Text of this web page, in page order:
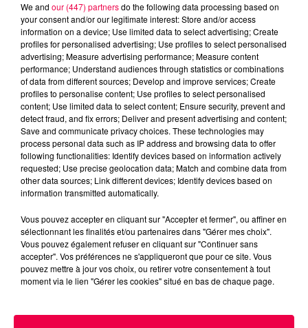
podcasts/2023/02/Le-Drole-de-Bruit-22.02-Lucas-
de-Vaudoncourt-88.mp3
ACCUEIL INFOS EMISSIONS
We and our (447) partnersdo the following data processing based on
your consent and/or our legitimate interest: Store and/or access
information on a device; Use limited data to select advertising; Create
profiles for personalised advertising; Use profiles to select personalised
advertising; Measure advertising performance; Measure content
performance; Understand audiences through statistics or combinations
of data from different sources; Develop and improve services; Create
profiles to personalise content; Use profiles to select personalised
content; Use limited data to select content; Ensure security, prevent and
detect fraud, and fix errors; Deliver and present advertising and content;
Save and communicate privacy choices. These technologies may
process personal data such as IP address and browsing data to offer
following functionalities: Identify devices based on information actively
requested; Use precise geolocation data; Match and combine data from
other data sources; Link different devices; Identify devices based on
information transmitted automatically.
Vous pouvez accepter en cliquant sur "Accepter et fermer", ou affiner en
sélectionnant les finalités et/ou partenaires dans "Gérer mes choix".
Vous pouvez également refuser en cliquant sur "Continuer sans
accepter". Vos préférences ne s'appliqueront que pour ce site. Vous
pouvez mettre à jour vos choix, ou retirer votre consentement à tout
moment via le lien "Gérer les cookies" situé en bas de chaque page.